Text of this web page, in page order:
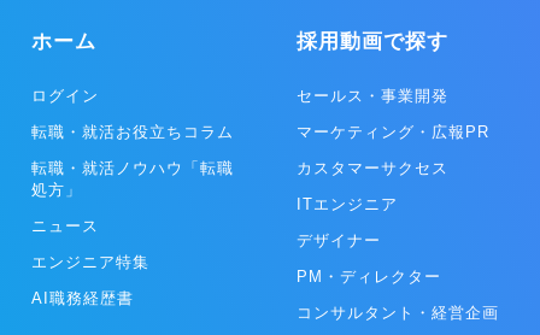
模で実現することが我々のビジョンです。 ◎ホテルマーケティング事
業 ホテルマーケティング事業は、ホテルや旅館などの宿泊施設に向
の運用代行や、自社HP（ホームページ）の作成、PMSやGDSなどの
います。 ホテルや旅館、ゲストハウスなど約300施設の契約実績があ
ります。また多くのOTAやシステムベンダーとの良いつながりを築い
ています。 ◎アウトソーシング事業 アウトソーシング事業は、主に
サービス業クライアントの一部業務を当社が請負い遂行するサービス
です。クライアント、ベトナムのグループ会社、当社の3者で一つの
チームを即席で編成し、低価格で、高品質な運用を行い業務を効率化
します。クラウドチームでは、コールセンター業務やデータ入力作
業、翻訳などのBPO、システム構築やアプリ開発、ホームページ制作
などを行うITOの2種類のプランがあり、大手企業ともワンチームで取
ホーム
ログイン
転職・就活お役立ちコラム
転職・就活ノウハウ「転職
処方」
ニュース
エンジニア特集
AI職務経歴書
採用動画で探す
セールス・事業開発
マーケティング・広報PR
カスタマーサクセス
ITエンジニア
デザイナー
PM・ディレクター
コンサルタント・経営企画